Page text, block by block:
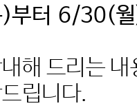
)부터 6/30(월
해 드리는
립니다.